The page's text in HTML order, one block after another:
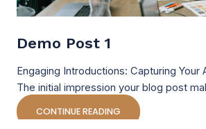
Demo Post 1
Engaging Introductions: Capturing Your
The initial impression your blog post
CONTINUE READING